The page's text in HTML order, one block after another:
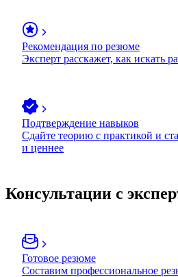
Рекомендация по резюме
Эксперт расскажет, как искать
Подтверждение навыков
Сдайте теорию с практикой и
и ценнее
Консультации с
Готовое резюме
Составим профессиональное